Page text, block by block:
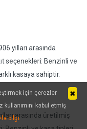
yılları arasında
seçenekleri: Benzinli ve
kasaya sahiptir:
arasında üretilmiş
için çerezler
kabul etmiş
bilgi.